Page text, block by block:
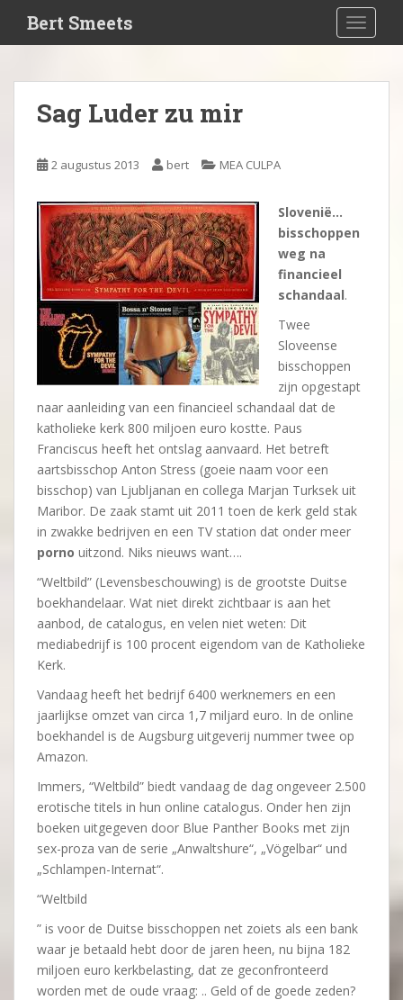
i
Bert Smeets
Sag Luder zu mir
2 augustus 2013 bert MEA CULPA
Slovenië…
bisschoppen
weg na
financieel
schandaal.
Twee
Sloveense
bisschoppen
zijn opgestapt
naar aanleiding van een financieel schandaal dat de
katholieke kerk 800 miljoen euro kostte. Paus
Franciscus heeft het ontslag aanvaard. Het betreft
aartsbisschop Anton Stress (goeie naam voor een
bisschop) van Ljubljanan en collega Marjan Turksek uit
Maribor. De zaak stamt uit 2011 toen de kerk geld stak
in zwakke bedrijven en een TV station dat onder meer
porno uitzond. Niks nieuws want….
“Weltbild” (Levensbeschouwing) is de grootste Duitse
boekhandelaar. Wat niet direkt zichtbaar is aan het
aanbod, de catalogus, en velen niet weten: Dit
mediabedrijf is 100 procent eigendom van de Katholieke
Kerk.
Vandaag heeft het bedrijf 6400 werknemers en een
jaarlijkse omzet van circa 1,7 miljard euro. In de online
boekhandel is de Augsburg uitgeverij nummer twee op
Amazon.
Immers, “Weltbild” biedt vandaag de dag ongeveer 2.500
erotische titels in hun online catalogus. Onder hen zijn
boeken uitgegeven door Blue Panther Books met zijn
sex-proza van de serie „Anwaltshure“, „Vögelbar“ und
„Schlampen-Internat“.
“Weltbild
” is voor de Duitse bisschoppen net zoiets als een bank
waar je betaald hebt door de jaren heen, nu bijna 182
miljoen euro kerkbelasting, dat ze geconfronteerd
worden met de oude vraag: .. Geld of de goede zeden?